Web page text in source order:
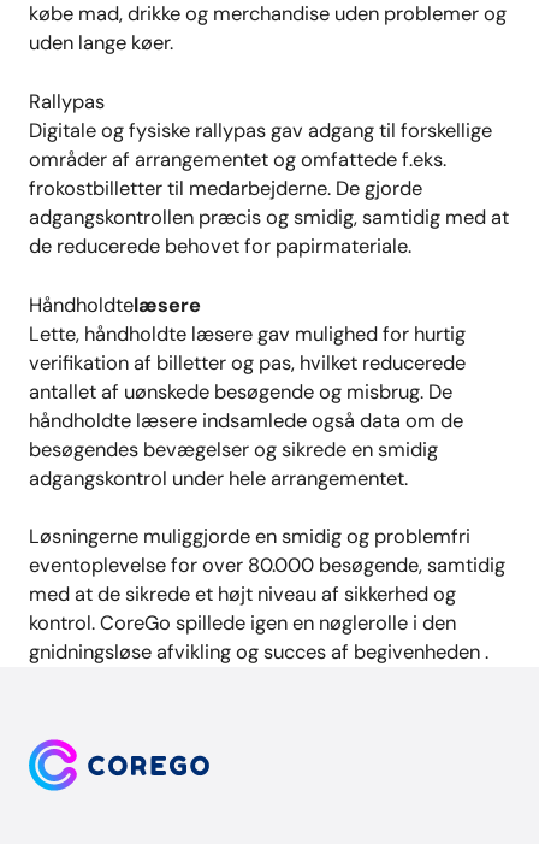
købe mad, drikke og merchandise uden problemer og
uden lange køer.
Rallypas
Digitale og fysiske rallypas gav adgang til forskellige
områder af arrangementet og omfattede f.eks.
frokostbilletter til medarbejderne. De gjorde
adgangskontrollen præcis og smidig, samtidig med at
de reducerede behovet for papirmateriale.
Håndholdtelæsere
Lette, håndholdte læsere gav mulighed for hurtig
verifikation af billetter og pas, hvilket reducerede
antallet af uønskede besøgende og misbrug. De
håndholdte læsere indsamlede også data om de
besøgendes bevægelser og sikrede en smidig
adgangskontrol under hele arrangementet.
Løsningerne muliggjorde en smidig og problemfri
eventoplevelse for over 80.000 besøgende, samtidig
med at de sikrede et højt niveau af sikkerhed og
kontrol. CoreGo spillede igen en nøglerolle i den
gnidningsløse afvikling og succes af begivenheden.